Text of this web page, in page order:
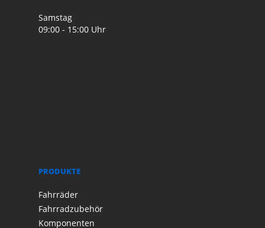
Samstag
09:00 - 15:00 Uhr
PRODUKTE
Fahrräder
Fahrradzubehör
Komponenten